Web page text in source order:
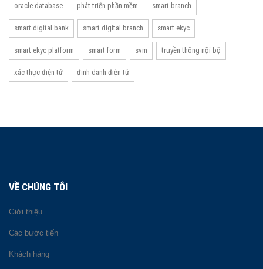
oracle database phát triển phần mềm smart branch
smart digital bank smart digital branch smart ekyc
smart ekyc platform smart form svm truyền thông nội bộ
xác thực điện tử định danh điện tử
VỀ CHÚNG TÔI
Giới thiệu
Các bước tiến
Khách hàng